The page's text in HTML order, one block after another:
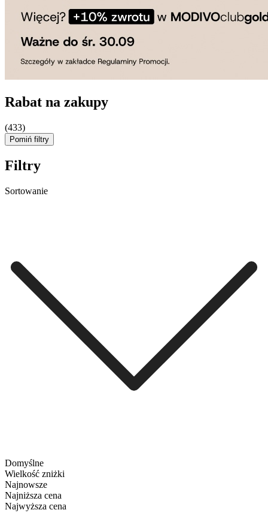
Rabat na zakupy
(433)
Pomiń filtry
Filtry
Sortowanie
Domyślne
Wielkość zniżki
Najnowsze
Najniższa cena
Najwyższa cena